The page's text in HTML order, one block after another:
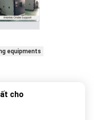
equipments
cho